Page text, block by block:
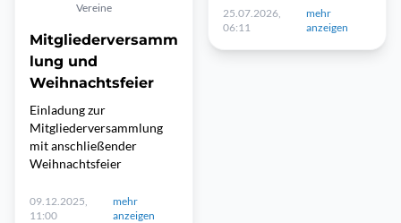
Vereine
Mitgliederversamm
lung und
Weihnachtsfeier
Einladung zur
Mitgliederversammlung
mit anschließender
Weihnachtsfeier
09.12.2025,
11:00
mehr
anzeigen
25.07.2026,
06:11
mehr
anzeigen